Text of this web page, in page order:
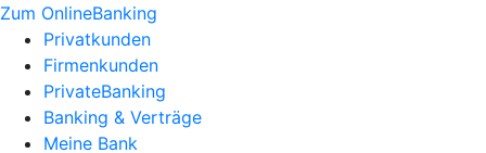
Zum OnlineBanking
Privatkunden
Firmenkunden
PrivateBanking
Banking & Verträge
Meine Bank